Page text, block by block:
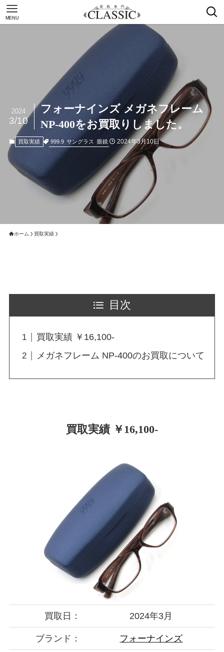
MENU
フォーナインズ メガネフレーム
NP-400をお買取りしました。
2024
3/10
買取実績 999.9 サングラス 眼鏡 2024年3月10日
ホーム 買取実績
目次
買取実績 ￥16,100-
メガネフレーム NP-400のお買取について
買取実績 ￥16,100-
買取日： 2024年3月
ブランド： フォーナインズ